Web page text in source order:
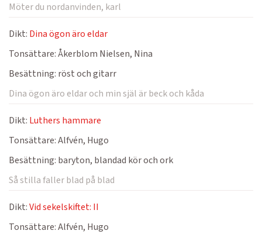
Möter du nordanvinden, karl
Dikt: Dina ögon äro eldar
Tonsättare:Åkerblom Nielsen, Nina
Besättning: röst och gitarr
Dina ögon äro eldar och min själ är beck och kåda
Dikt: Luthers hammare
Tonsättare:Alfvén, Hugo
Besättning: baryton, blandad kör och ork
Så stilla faller blad på blad
Dikt:Vid sekelskiftet: II
Tonsättare:Alfvén, Hugo